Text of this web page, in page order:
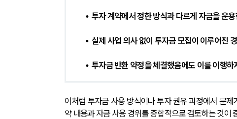
•  투자 계약에서 정한 방식과 다르게 자금을 운
•  실제 사업 의사 없이 투자금 모집이 이루어진
•  투자금 반환 약정을 체결했음에도 이를 이행하
이처럼 투자금 사용 방식이나 투자 권유 과정에서 문
약 내용과 자금 사용 경위를 종합적으로 검토하는 것이